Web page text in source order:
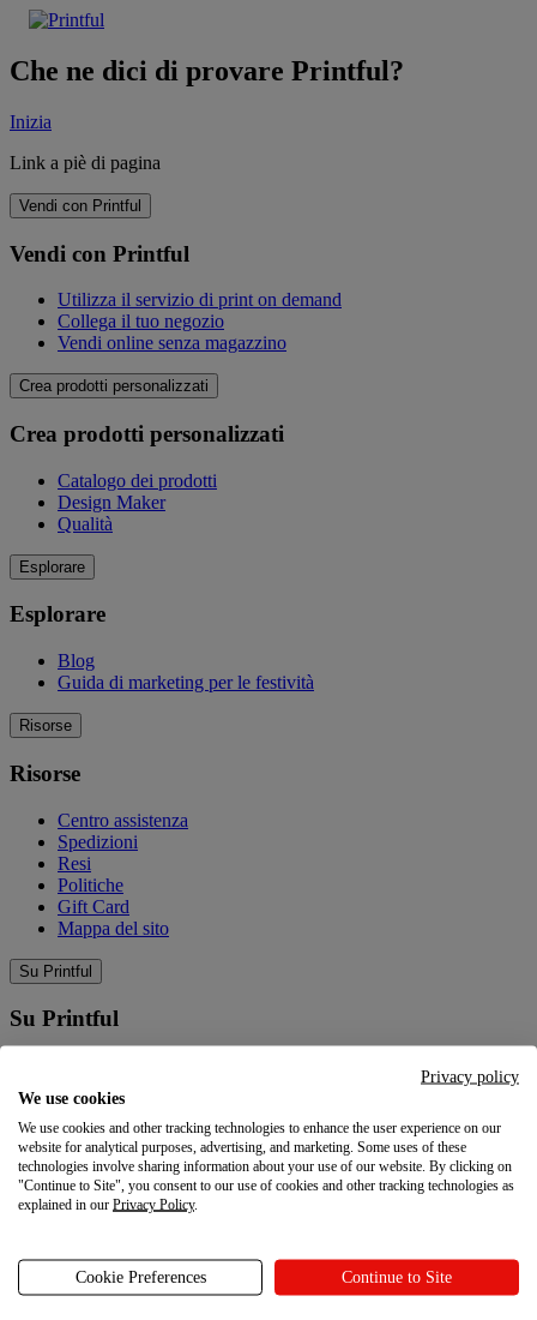
Che ne dici di provare Printful?
Inizia
Link a piè di pagina
Vendi con Printful
Vendi con Printful
Utilizza il servizio di print on demand
Collega il tuo negozio
Vendi online senza magazzino
Crea prodotti personalizzati
Crea prodotti personalizzati
Catalogo dei prodotti
Design Maker
Qualità
Esplorare
Esplorare
Blog
Guida di marketing per le festività
Risorse
Risorse
Centro assistenza
Spedizioni
Resi
Politiche
Gift Card
Mappa del sito
Su Printful
Su Printful
Sostenibilità e responsabilità sociale
Programma referral
Le tue scelte sulla privacy
Novità
Ultimi aggiornamenti
Privacy policy
We use cookies
We use cookies and other tracking technologies to enhance the user experience on our
website for analytical purposes, advertising, and marketing. Some uses of these
technologies involve sharing information about your use of our website. By clicking on
"Continue to Site", you consent to our use of cookies and other tracking technologies as
explained in our Privacy Policy.
Cookie Preferences Continue to Site